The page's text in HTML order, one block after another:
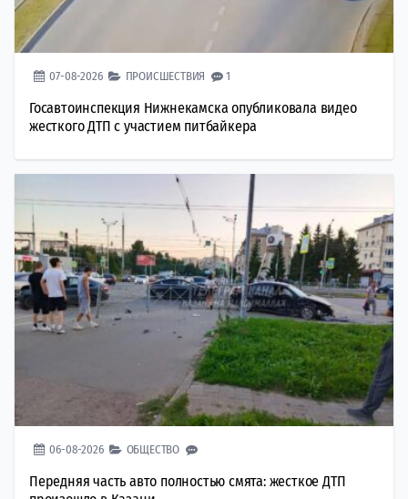
07-08-2026 ПРОИСШЕСТВИЯ 1
Госавтоинспекция Нижнекамска опубликовала видео
жесткого ДТП с участием питбайкера
06-08-2026 ОБЩЕСТВО
Передняя часть авто полностью смята: жесткое ДТП